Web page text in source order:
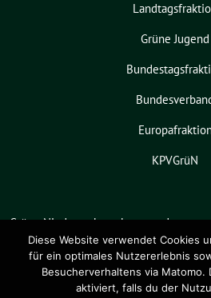
Grüne Jugend
KPVGrüN
Grüne Niedersachsen benutzt das
freie grüne Themesunflower ‐ ein
Angebot derverdigado eG.
Diese Website verwendet Cookies
für ein optimales Nutzererlebnis
Besucherverhaltens via Matomo.
aktiviert, falls du der